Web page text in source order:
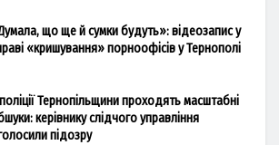
що ще й сумки будуть»: відеозапис у
«кришування» порноофісів у Тернополі
Тернопільщини проходять масштабні
керівнику слідчого управління
підозру